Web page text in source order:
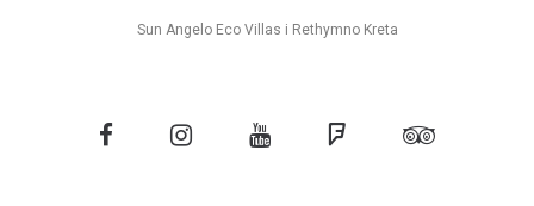
Sun Angelo Eco Villas i Rethymno Kreta
Facebook Instagram YouTube Firkantet